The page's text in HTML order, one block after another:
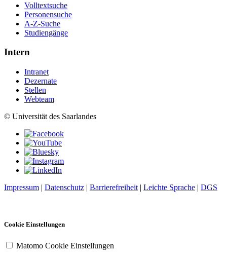
Volltextsuche
Personensuche
A-Z-Suche
Studiengänge
Intern
Intranet
Dezernate
Stellen
Webteam
© Universität des Saarlandes
Impressum | Datenschutz | Barrierefreiheit | Leichte Sprache | DGS
Cookie Einstellungen
Matomo Cookie Einstellungen